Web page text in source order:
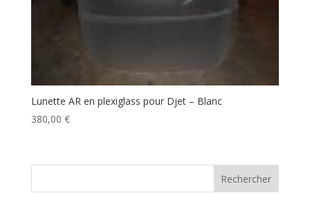
Lunette AR en plexiglass pour Djet – Blanc
380,00 €
Rechercher